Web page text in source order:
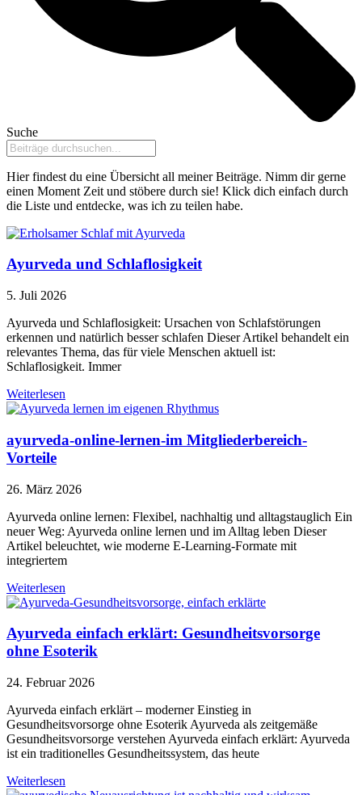
Suche
Hier findest du eine Übersicht all meiner Beiträge. Nimm dir gerne
einen Moment Zeit und stöbere durch sie! Klick dich einfach durch
die Liste und entdecke, was ich zu teilen habe.
Ayurveda und Schlaflosigkeit
5. Juli 2026
Ayurveda und Schlaflosigkeit: Ursachen von Schlafstörungen
erkennen und natürlich besser schlafen Dieser Artikel behandelt ein
relevantes Thema, das für viele Menschen aktuell ist:
Schlaflosigkeit. Immer
Weiterlesen
ayurveda-online-lernen-im Mitgliederbereich-
Vorteile
26. März 2026
Ayurveda online lernen: Flexibel, nachhaltig und alltagstauglich Ein
neuer Weg: Ayurveda online lernen und im Alltag leben Dieser
Artikel beleuchtet, wie moderne E-Learning-Formate mit
integriertem
Weiterlesen
Ayurveda einfach erklärt: Gesundheitsvorsorge
ohne Esoterik
24. Februar 2026
Ayurveda einfach erklärt – moderner Einstieg in
Gesundheitsvorsorge ohne Esoterik Ayurveda als zeitgemäße
Gesundheitsvorsorge verstehen Ayurveda einfach erklärt: Ayurveda
ist ein traditionelles Gesundheitssystem, das heute
Weiterlesen